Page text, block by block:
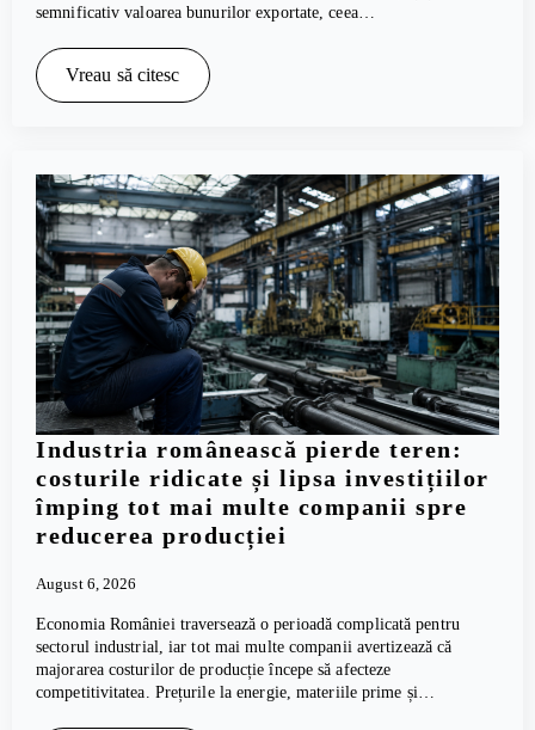
semnificativ valoarea bunurilor exportate, ceea…
Vreau să citesc
Industria românească pierde teren:
costurile ridicate și lipsa investițiilor
împing tot mai multe companii spre
reducerea producției
August 6, 2026
Economia României traversează o perioadă complicată pentru
sectorul industrial, iar tot mai multe companii avertizează că
majorarea costurilor de producție începe să afecteze
competitivitatea. Prețurile la energie, materiile prime și…